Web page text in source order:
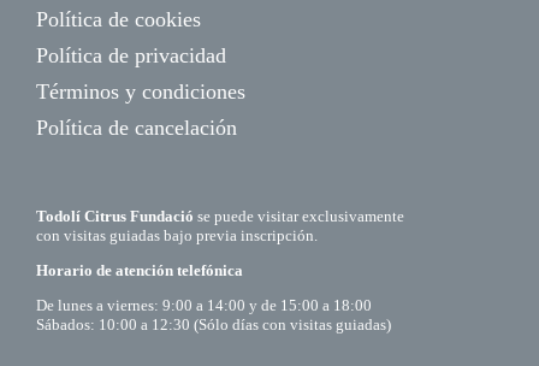
Política de cookies
Política de privacidad
Términos y condiciones
Política de cancelación
Todolí Citrus Fundació se puede visitar exclusivamente
con visitas guiadas bajo previa inscripción.
Horario de atención telefónica
De lunes a viernes: 9:00 a 14:00 y de 15:00 a 18:00
Sábados: 10:00 a 12:30 (Sólo días con visitas guiadas)